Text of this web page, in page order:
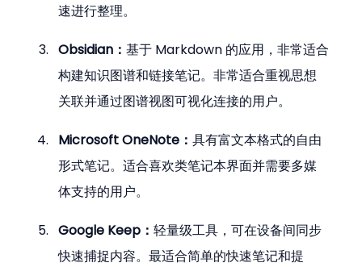
速进行整理。
Obsidian：基于 Markdown 的应用，非常适合
构建知识图谱和链接笔记。非常适合重视思想
关联并通过图谱视图可视化连接的用户。
Microsoft OneNote：具有富文本格式的自由
形式笔记。适合喜欢类笔记本界面并需要多媒
体支持的用户。
Google Keep：轻量级工具，可在设备间同步
快速捕捉内容。最适合简单的快速笔记和提